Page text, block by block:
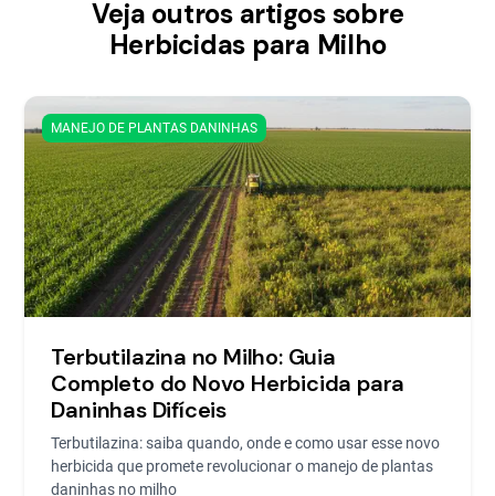
Veja outros artigos sobre
Herbicidas para Milho
MANEJO DE PLANTAS DANINHAS
Terbutilazina no Milho: Guia
Completo do Novo Herbicida para
Daninhas Difíceis
Terbutilazina: saiba quando, onde e como usar esse novo
herbicida que promete revolucionar o manejo de plantas
daninhas no milho